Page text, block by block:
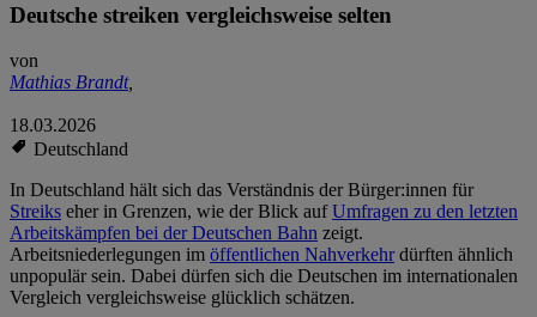
Deutsche streiken vergleichsweise selten
von
Mathias Brandt,
18.03.2026
Deutschland
In Deutschland hält sich das Verständnis der Bürger:innen für
Streiks eher in Grenzen, wie der Blick aufUmfragen zu den letzten
Arbeitskämpfen bei der Deutschen Bahn zeigt.
Arbeitsniederlegungen im öffentlichen Nahverkehrdürften ähnlich
unpopulär sein. Dabei dürfen sich die Deutschen im internationalen
Vergleich vergleichsweise glücklich schätzen.